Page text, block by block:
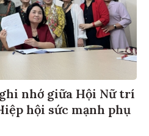
nhớ giữa Hội Nữ trí
hội sức mạnh phụ